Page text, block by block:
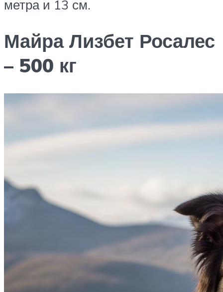
метра и 13 см.
Майра Лизбет Росалес
– 500 кг